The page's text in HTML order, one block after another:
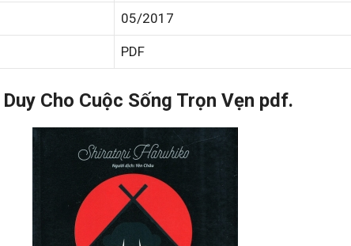
05/2017
PDF
Cho Cuộc Sống Trọn Vẹn pdf.